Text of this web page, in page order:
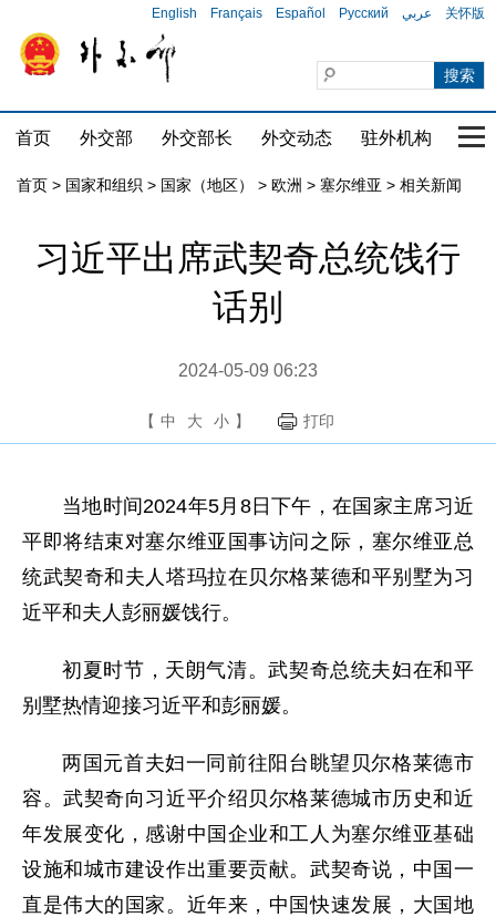
English Français Español Русский عربي 关怀版
首页 外交部 外交部长 外交动态 驻外机构 国
首页 > 国家和组织 > 国家（地区） > 欧洲 > 塞尔维亚 > 相关新闻
习近平出席武契奇总统饯行
话别
2024-05-09 06:23
【 中 大 小 】 打印
当地时间2024年5月8日下午，在国家主席习近
平即将结束对塞尔维亚国事访问之际，塞尔维亚总
统武契奇和夫人塔玛拉在贝尔格莱德和平别墅为习
近平和夫人彭丽媛饯行。
初夏时节，天朗气清。武契奇总统夫妇在和平
别墅热情迎接习近平和彭丽媛。
两国元首夫妇一同前往阳台眺望贝尔格莱德市
容。武契奇向习近平介绍贝尔格莱德城市历史和近
年发展变化，感谢中国企业和工人为塞尔维亚基础
设施和城市建设作出重要贡献。武契奇说，中国一
直是伟大的国家。近年来，中国快速发展，大国地